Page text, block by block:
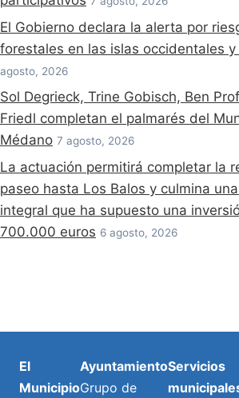
El Gobierno declara la alerta por
forestales en las islas occidentales y
agosto, 2026
Sol Degrieck, Trine Gobisch, Ben
Friedl completan el palmarés del
Médano 7 agosto, 2026
La actuación permitirá completar la
paseo hasta Los Balos y culmina
integral que ha supuesto una
700.000 euros 6 agosto, 2026
El
Municipio
Ayuntamiento
Grupo de
Servicios